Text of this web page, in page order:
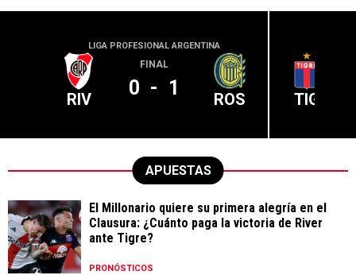
LIGA PROFESIONAL ARGENTINA
RIV
FINAL
0 - 1 ROS TIG
APUESTAS
El Millonario quiere su primera alegría en el
Clausura: ¿Cuánto paga la victoria de River
ante Tigre?
PRONÓSTICOS